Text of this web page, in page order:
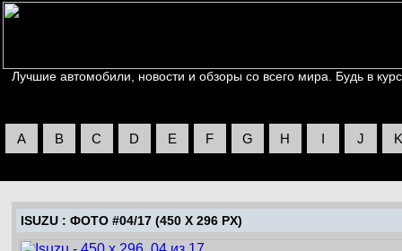
Лучшие автомобили, новости и обзоры со всего мира. Будь в
A B C D E F G H I J K
ISUZU : ФОТО #04/17 (450 X 296 PX)